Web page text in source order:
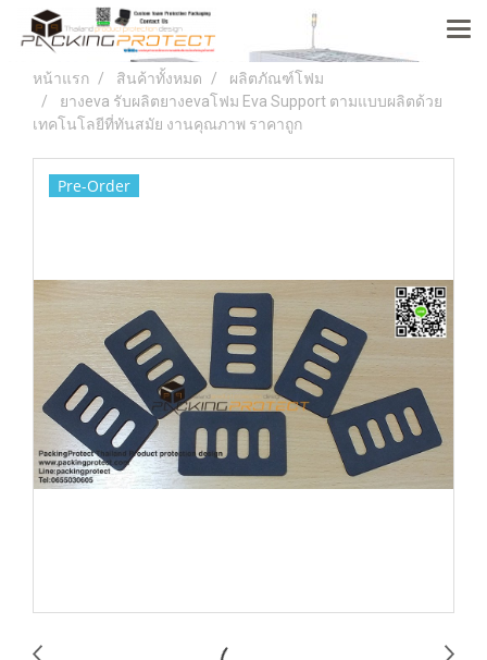
หน้าแรก สินค้าทั้งหมด
ผลิตภัณฑ์โฟม
ยางeva รับผลิตยางevaโฟม Eva Support ตามแบบผลิตด้วย
เทคโนโลยีที่ทันสมัย งานคุณภาพ ราคาถูก
Pre-Order